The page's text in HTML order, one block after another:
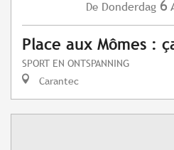
De Donderdag 6
Place aux Mômes :
SPORT EN ONTSPANNING
Carantec